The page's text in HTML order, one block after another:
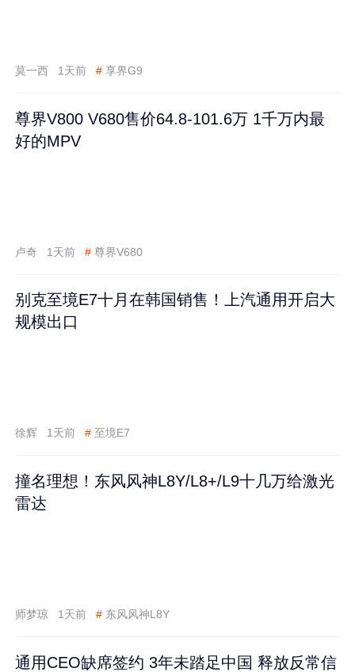
莫一西 1天前 # 享界G9
尊界V800 V680售价64.8-101.6万 1千万内最
好的MPV
卢奇 1天前 # 尊界V680
别克至境E7十月在韩国销售！上汽通用开启大
规模出口
徐辉 1天前 # 至境E7
撞名理想！东风风神L8Y/L8+/L9十几万给激光
雷达
师梦琼 1天前 # 东风风神L8Y
通用CEO缺席签约 3年未踏足中国 释放反常信